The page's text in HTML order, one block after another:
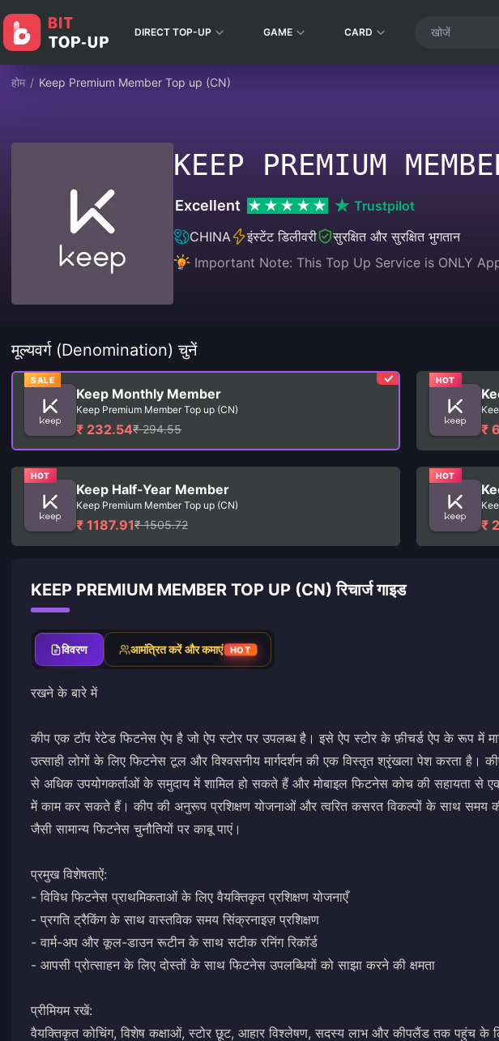
DIRECT TOP-UP GAME CARD
होम / Keep Premium Member Top up (CN)
KEEP PREMIUM
Excellent
Trustpilot
CHINA
इंस्टेंट डिलीवरी
सुरक्षित और सुरक्षित भुगतान
Important Note: This Top Up Service is ONLY
मूल्यवर्ग (Denomination) चुनें
SALE
Keep Monthly Member
Keep Premium Member Top up (CN)
₹ 232.54₹ 294.55
HOT
₹
HOT
Keep Half-Year Member
Keep Premium Member Top up (CN)
₹ 1187.91₹ 1505.72
HOT
₹
KEEP PREMIUM MEMBER TOP UP (CN) रिचार्ज गाइड
विवरण आमंत्रित करें और कमाएं HOT
रखने के बारे में
कीप एक टॉप रेटेड फिटनेस ऐप है जो ऐप स्टोर पर उपलब्ध है। इसे ऐप स्टोर के फ़ीचर्ड ऐप के रूप में
उत्साही लोगों के लिए फिटनेस टूल और विश्वसनीय मार्गदर्शन की एक विस्तृत श्रृंखला पेश करता है।
से अधिक उपयोगकर्ताओं के समुदाय में शामिल हो सकते हैं और मोबाइल फिटनेस कोच की सहायता से
में काम कर सकते हैं। कीप की अनुरूप प्रशिक्षण योजनाओं और त्वरित कसरत विकल्पों के साथ समय
जैसी सामान्य फिटनेस चुनौतियों पर काबू पाएं।
प्रमुख विशेषताऐं:
- विविध फिटनेस प्राथमिकताओं के लिए वैयक्तिकृत प्रशिक्षण योजनाएँ
- प्रगति ट्रैकिंग के साथ वास्तविक समय सिंक्रनाइज़ प्रशिक्षण
- वार्म-अप और कूल-डाउन रूटीन के साथ सटीक रनिंग रिकॉर्ड
- आपसी प्रोत्साहन के लिए दोस्तों के साथ फिटनेस उपलब्धियों को साझा करने की क्षमता
प्रीमियम रखें:
वैयक्तिकृत कोचिंग, विशेष कक्षाओं, स्टोर छूट, आहार विश्लेषण, सदस्य लाभ और कीपलैंड तक पहुंच के